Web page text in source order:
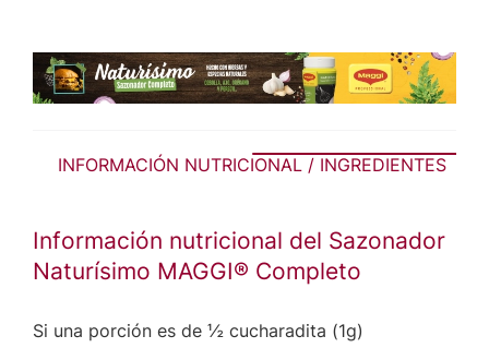
INFORMACIÓN NUTRICIONAL / INGREDIENTES
Información nutricional del Sazonador
Naturísimo MAGGI® Completo
Si una porción es de ½ cucharadita (1g)